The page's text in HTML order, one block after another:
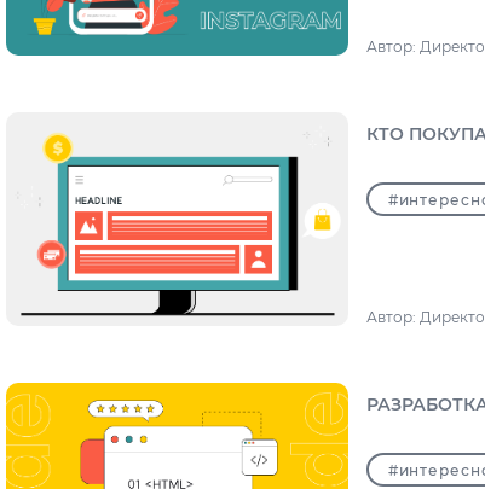
Автор:
КТО
Автор: